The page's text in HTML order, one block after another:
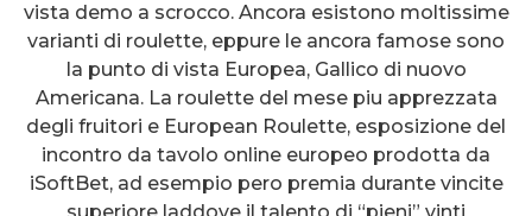
vista demo a scrocco. Ancora esistono moltissime
varianti di roulette, eppure le ancora famose sono
la punto di vista Europea, Gallico di nuovo
Americana. La roulette del mese piu apprezzata
degli fruitori e European Roulette, esposizione del
incontro da tavolo online europeo prodotta da
iSoftBet, ad esempio pero premia durante vincite